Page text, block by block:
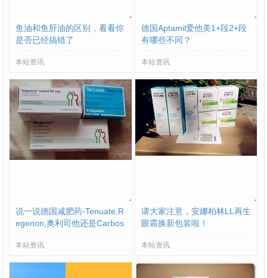
鱼油和鱼肝油的区别，看看你
是否已经搞错了
本站资讯
德国Aptamil爱他美1+段2+段
有哪些不同？
本站资讯
说一说德国减肥药-Tenuate,R
egenon,奥利司他还是Carbos
本站资讯
请大家注意，安娜柏林LL再生
眼霜换新包装啦！
本站资讯